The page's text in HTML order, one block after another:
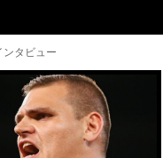
ンタビュー